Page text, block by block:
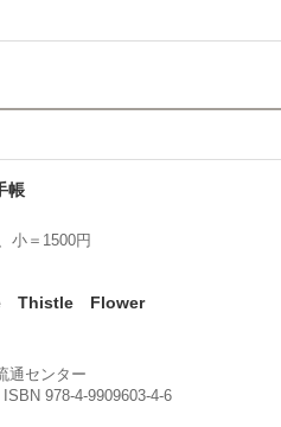
帳
小＝1500円
Thistle Flower
通センター
978-4-9909603-4-6